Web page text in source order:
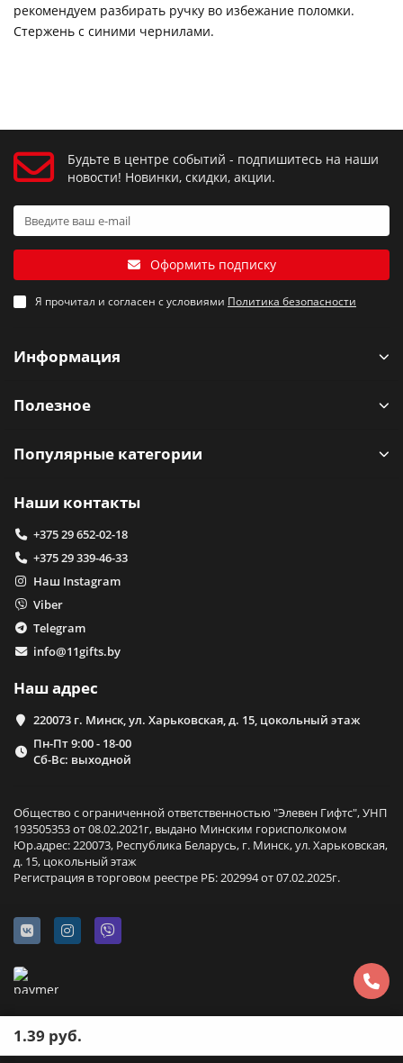
рекомендуем разбирать ручку во избежание поломки.
Стержень с синими чернилами.
Будьте в центре событий - подпишитесь на наши
новости! Новинки, скидки, акции.
Оформить подписку
Я прочитал и согласен с условиями Политика безопасности
Информация
Полезное
Популярные категории
Наши контакты
+375 29 652-02-18
+375 29 339-46-33
Наш Instagram
Viber
Telegram
info@11gifts.by
Наш адрес
220073 г. Минск, ул. Харьковская, д. 15, цокольный этаж
Пн-Пт 9:00 - 18-00
Сб-Вс: выходной
Общество с ограниченной ответственностью "Элевен Гифтс", УНП
193505353 от 08.02.2021г, выдано Минским горисполкомом
Юр.адрес: 220073, Республика Беларусь, г. Минск, ул. Харьковская,
д. 15, цокольный этаж
Регистрация в торговом реестре РБ: 202994 от 07.02.2025г.
1.39 руб.